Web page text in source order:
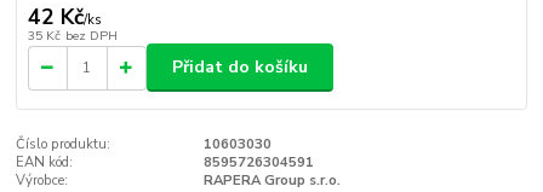
42 Kč/ks
35 Kč bez DPH
Přidat do košíku
Číslo produktu:
10603030
EAN kód:
8595726304591
Výrobce:
RAPERA Group s.r.o.